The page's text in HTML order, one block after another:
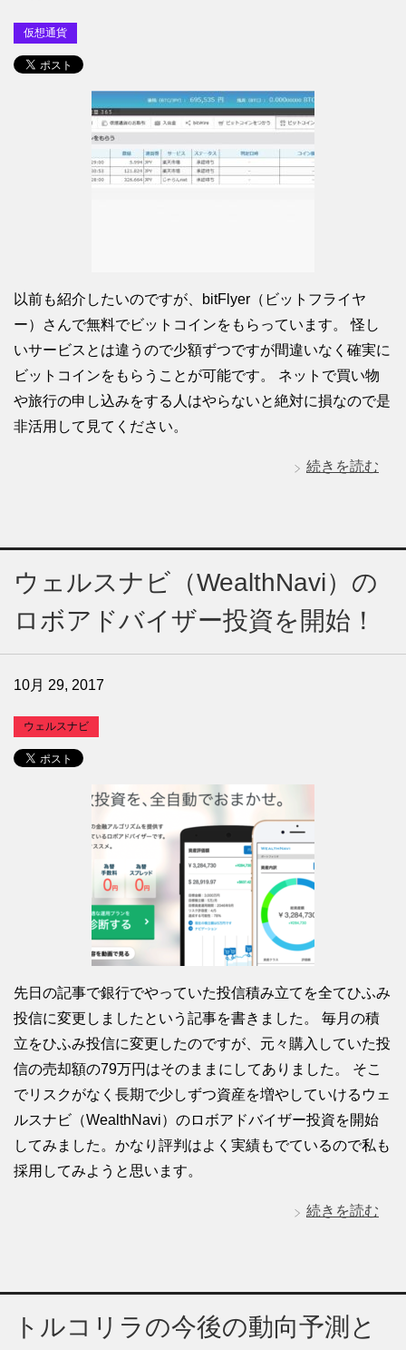
仮想通貨
以前も紹介したいのですが、bitFlyer（ビットフライヤ
ー）さんで無料でビットコインをもらっています。 怪し
いサービスとは違うので少額ずつですが間違いなく確実に
ビットコインをもらうことが可能です。 ネットで買い物
や旅行の申し込みをする人はやらないと絶対に損なので是
非活用して見てください。
続きを読む
ウェルスナビ（WealthNavi）の
ロボアドバイザー投資を開始！
10月 29, 2017
ウェルスナビ
先日の記事で銀行でやっていた投信積み立てを全てひふみ
投信に変更しましたという記事を書きました。 毎月の積
立をひふみ投信に変更したのですが、元々購入していた投
信の売却額の79万円はそのままにしてありました。 そこ
でリスクがなく長期で少しずつ資産を増やしていけるウェ
ルスナビ（WealthNavi）のロボアドバイザー投資を開始
してみました。かなり評判はよく実績もでているので私も
採用してみようと思います。
続きを読む
トルコリラの今後の動向予測と